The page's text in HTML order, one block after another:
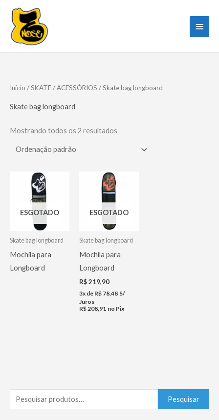
para
conteúdo
Menu
e
Pesquisar
Início /SKATE/ACESSÓRIOS / Skate bag longboard
Skate bag longboard
Mostrando todos os 2 resultados
ESGOTADO
Skate bag longboard
Mochila para
Longboard
ESGOTADO
Skate bag longboard
Mochila para
Longboard
R$219,90
3x de R$78,48 S/
Juros
R$208,91 no Pix